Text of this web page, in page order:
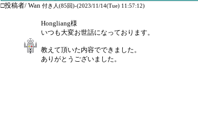
□投稿者/ Wan 付き人(85回)-(2023/11/14(Tue) 11:57:12)
Hongliang様
いつも大変お世話になっております。
教えて頂いた内容でできました。
ありがとうございました。